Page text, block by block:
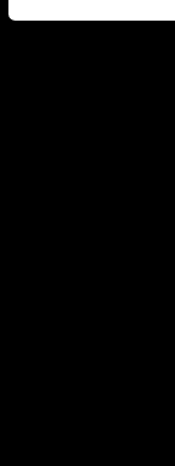
přichází s